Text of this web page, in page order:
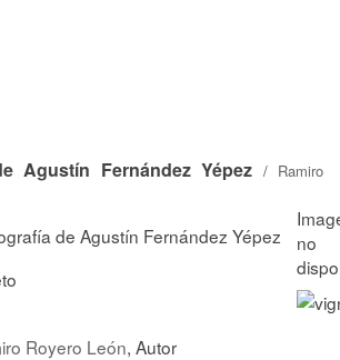
Agustín Fernández Yépez / Ramiro
de Agustín Fernández Yépez
Royero León, Autor